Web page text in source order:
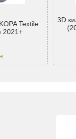
Textile
2021+
3D